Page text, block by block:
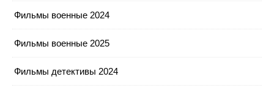
Фильмы военные 2024
Фильмы военные 2025
Фильмы детективы 2024